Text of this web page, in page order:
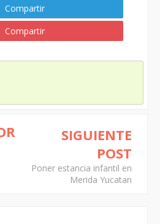
Compartir
Compartir
SIGUIENTE
POST
Poner estancia infantil en
Merida Yucatan